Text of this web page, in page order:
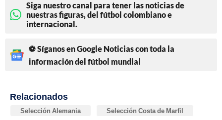
Siga nuestro canal para tener las noticias de
nuestras figuras, del fútbol colombiano e
internacional.
⚽ Síganos en Google Noticias con toda la
información del fútbol mundial
Relacionados
Selección Alemania Selección Costa de Marfil